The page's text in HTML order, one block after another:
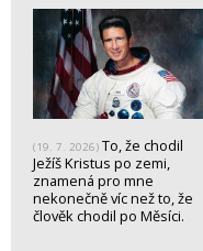
(19. 7. 2026) To, že chodil
Ježíš Kristus po zemi,
znamená pro mne
nekonečně víc než to, že
člověk chodil po Měsíci.